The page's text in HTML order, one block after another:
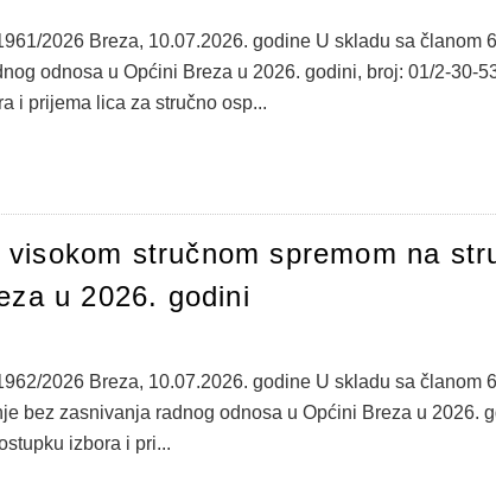
2026 Breza, 10.07.2026. godine U skladu sa
odnosa u Općini Breza u 2026. godini, broj: 01/2-30-
i prijema lica za stručno osp...
stručnom spremom na
u 2026. godini
2026 Breza, 10.07.2026. godine U skladu sa
bez zasnivanja radnog odnosa u Općini Breza u 2026.
izbora i pri...